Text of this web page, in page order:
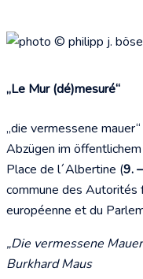
„Le Mur (dé)mesuré“
„die vermessene
Abzügen im
Place de l´Albertine (9.
commune des Autorités
européenne et du
„Die vermessene
Burkhard Maus